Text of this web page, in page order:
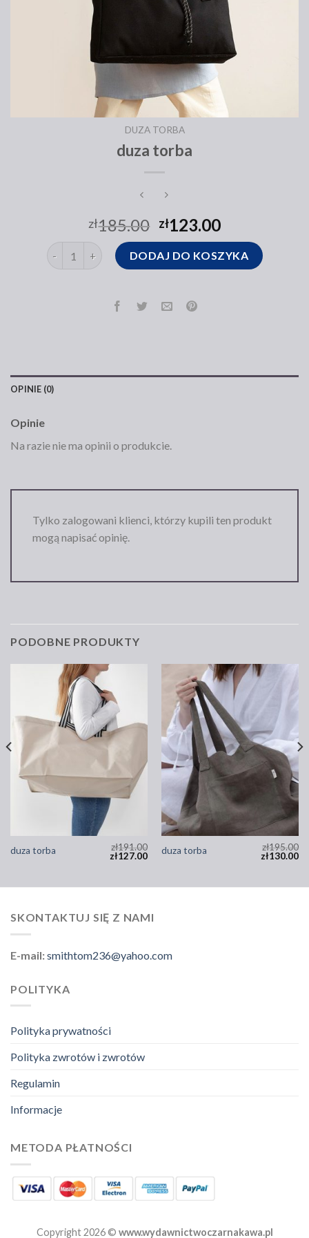
DUZA TORBA
duza torba
zł185.00 zł123.00
ilość duza torba DODAJ DO KOSZYKA
OPINIE (0)
Opinie
Na razie nie ma opinii o produkcie.
Tylko zalogowani klienci, którzy kupili ten produkt
mogą napisać opinię.
PODOBNE PRODUKTY
duza torba zł191.00
zł127.00 duza torba zł195.00
zł130.00
SKONTAKTUJ SIĘ Z NAMI
E-mail:smithtom236@yahoo.com
POLITYKA
Polityka prywatności
Polityka zwrotów i zwrotów
Regulamin
Informacje
METODA PŁATNOŚCI
Copyright 2026 © www.wydawnictwoczarnakawa.pl